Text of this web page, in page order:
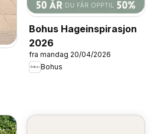
Bohus Hageinspirasjon
2026
fra mandag 20/04/2026
Bohus